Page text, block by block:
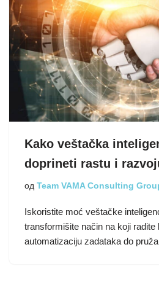
Kako veštačka
doprineti rastu i
од Team VAMA Consulting
Iskoristite moć veštačke
transformišite način na koji radite
automatizaciju zadataka do